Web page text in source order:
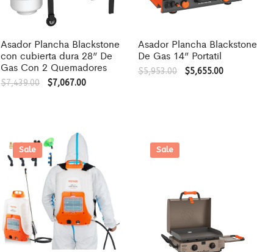
Asador Plancha Blackstone
con cubierta dura 28” De
Gas Con 2 Quemadores
$7,439.00 $7,067.00
Asador Plancha Blackstone
De Gas 14” Portatil
$5,953.00 $5,655.00
Sale Sale